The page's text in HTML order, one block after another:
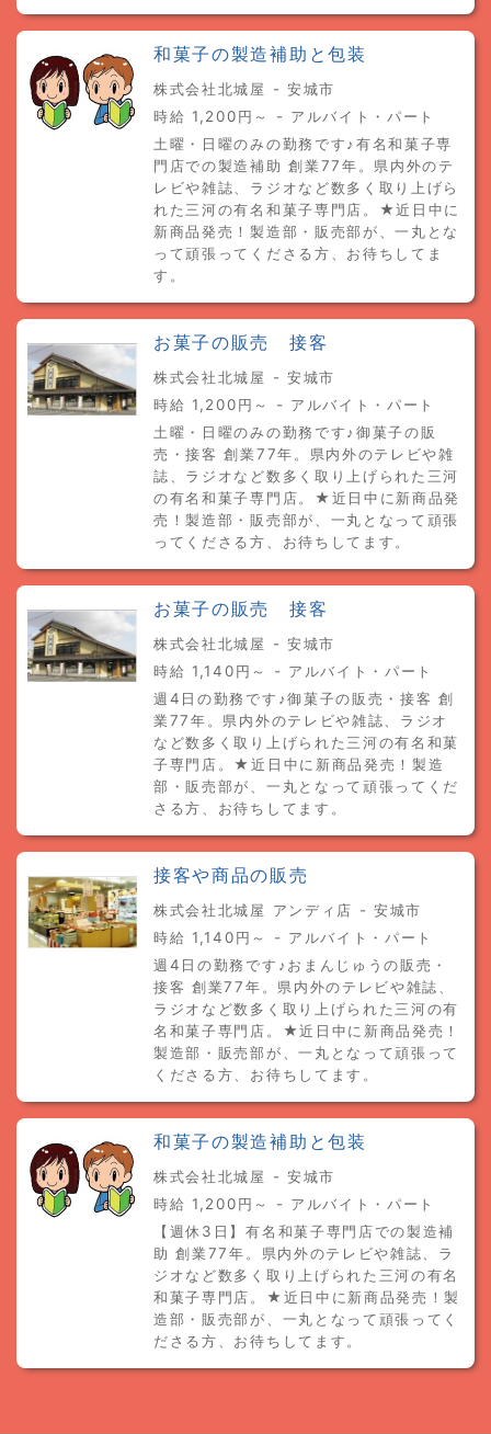
和菓子の製造補助と包装
株式会社北城屋 - 安城市
時給 1,200円～ - アルバイト・パート
土曜・日曜のみの勤務です♪有名和菓子専
門店での製造補助 創業77年。県内外のテ
レビや雑誌、ラジオなど数多く取り上げら
れた三河の有名和菓子専門店。★近日中に
新商品発売！製造部・販売部が、一丸とな
って頑張ってくださる方、お待ちしてま
す。
お菓子の販売 接客
株式会社北城屋 - 安城市
時給 1,200円～ - アルバイト・パート
土曜・日曜のみの勤務です♪御菓子の販
売・接客 創業77年。県内外のテレビや雑
誌、ラジオなど数多く取り上げられた三河
の有名和菓子専門店。★近日中に新商品発
売！製造部・販売部が、一丸となって頑張
ってくださる方、お待ちしてます。
お菓子の販売 接客
株式会社北城屋 - 安城市
時給 1,140円～ - アルバイト・パート
週4日の勤務です♪御菓子の販売・接客 創
業77年。県内外のテレビや雑誌、ラジオ
など数多く取り上げられた三河の有名和菓
子専門店。★近日中に新商品発売！製造
部・販売部が、一丸となって頑張ってくだ
さる方、お待ちしてます。
接客や商品の販売
株式会社北城屋 アンディ店 - 安城市
時給 1,140円～ - アルバイト・パート
週4日の勤務です♪おまんじゅうの販売・
接客 創業77年。県内外のテレビや雑誌、
ラジオなど数多く取り上げられた三河の有
名和菓子専門店。★近日中に新商品発売！
製造部・販売部が、一丸となって頑張って
くださる方、お待ちしてます。
和菓子の製造補助と包装
株式会社北城屋 - 安城市
時給 1,200円～ - アルバイト・パート
【週休3日】有名和菓子専門店での製造補
助 創業77年。県内外のテレビや雑誌、ラ
ジオなど数多く取り上げられた三河の有名
和菓子専門店。★近日中に新商品発売！製
造部・販売部が、一丸となって頑張ってく
ださる方、お待ちしてます。